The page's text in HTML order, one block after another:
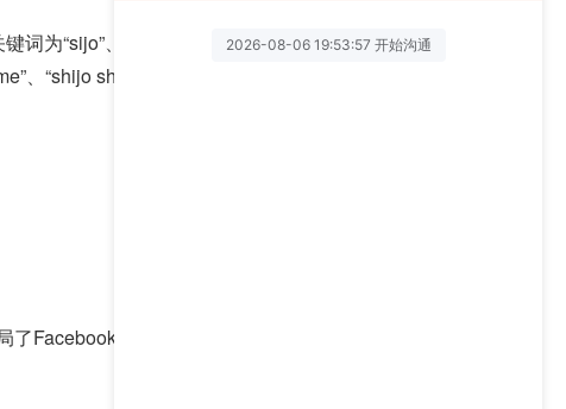
为“sijo”、“duvet covers”、“sijo
、“shijo sheets”等关键词带来的；网站直接访问为其
Facebook、Twitter、Instagram、Pinterest来看，社